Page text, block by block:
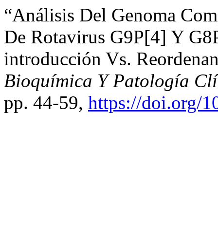
“Análisis Del Genoma
De Rotavirus G9P[4] Y
introducción Vs.
Bioquímica Y Patología
pp. 44-59, https://doi.org/